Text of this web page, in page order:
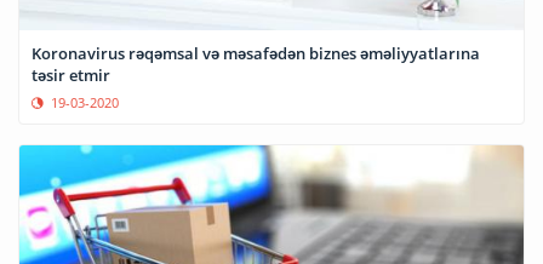
Koronavirus rəqəmsal və məsafədən biznes əməliyyatlarına
təsir etmir
19-03-2020